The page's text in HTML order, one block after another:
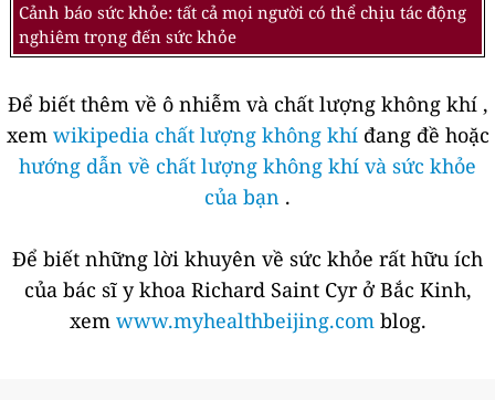
Cảnh báo sức khỏe: tất cả mọi người có thể chịu tác động
nghiêm trọng đến sức khỏe
Để biết thêm về ô nhiễm và chất lượng không khí ,
xem wikipedia chất lượng không khíđang đề hoặc
hướng dẫn về chất lượng không khí và sức khỏe
của bạn .
Để biết những lời khuyên về sức khỏe rất hữu ích
của bác sĩ y khoa Richard Saint Cyr ở Bắc Kinh,
xem www.myhealthbeijing.com blog.